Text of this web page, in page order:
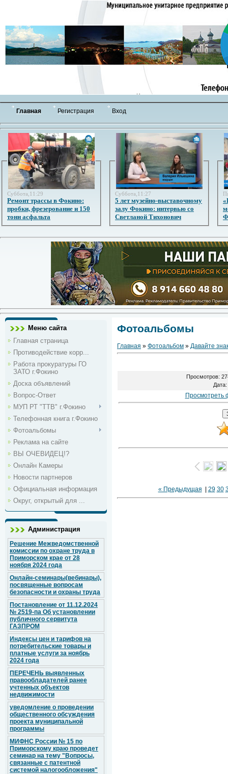
Главная Регистрация Вход
Суббота,11:29
Ремонт трассы в Фокино:
пробки, фрезерование и 150
тонн асфальта
Суббота,11:27
5 лет музейно-выставочному
залу Фокино: интервью со
Светланой Тихонович
Меню сайта
Главная страница
Противодействие корр...
Работа прокуратуры ГО
ЗАТО г.Фокино
Доска объявлений
Вопрос-Ответ
МУП РТ "ТТВ" г.Фокино
Телефонная книга г.Фокино
Фотоальбомы
Реклама на сайте
ВЫ ОЧЕВИДЕЦ!?
Онлайн Камеры
Новости партнеров
Официальная информация
Округ, открытый для ...
Администрация
Решение Межведомственной
комиссии по охране труда в
Приморском крае от 28
ноября 2024 года
Онлайн-семинары(вебинары),
посвященные вопросам
безопасности и охраны труда
Постановление от 11.12.2024
№ 2519-па Об установлении
публичного сервитута
ГАЗПРОМ
Индексы цен и тарифов на
потребительские товары и
платные услуги за ноябрь
2024 года
ПЕРЕЧЕНЬ выявленных
правообладателей ранее
учтенных объектов
недвижимости
уведомление о проведении
общественного обсуждения
проекта муниципальной
программы
МИФНС России № 15 по
Приморскому краю проведет
семинар на тему "Вопросы,
связанные с патентной
системой налогообложения"
Фотоальбомы
Главная » Фотоальбом » Давайте
Просмотров:
Дата
Просмотреть
« Предыдущая 29 30